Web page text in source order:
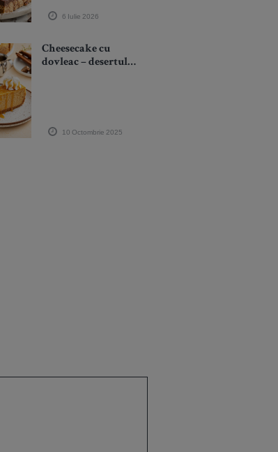
6 Iulie 2026
Cheesecake cu
dovleac – desertul
10 Octombrie 2025